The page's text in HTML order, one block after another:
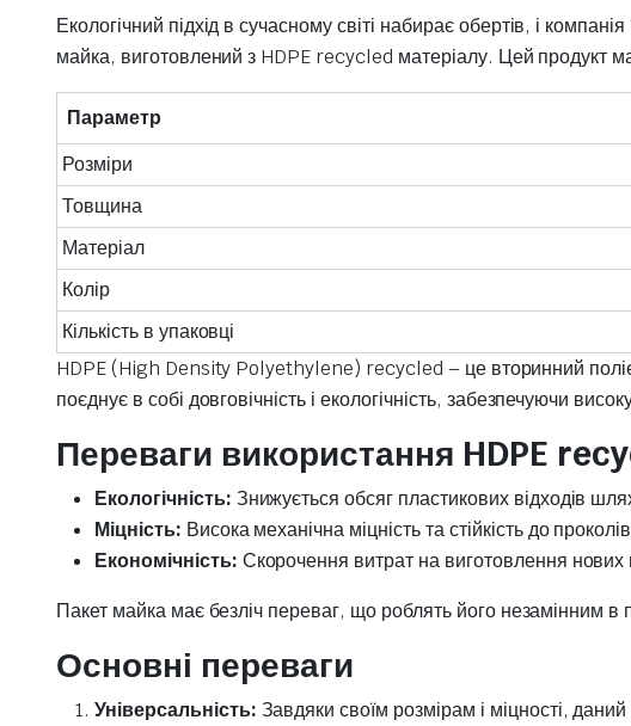
Екологічний підхід в сучасному світі набирає обертів, і
майка, виготовлений з HDPE recycled матеріалу. Цей продукт
Параметр
Розміри
Товщина
Матеріал
Колір
Кількість в упаковці
HDPE (High Density Polyethylene) recycled – це вторинний
поєднує в собі довговічність і екологічність, забезпечуючи
Переваги використання HDPE
Екологічність: Знижується обсяг пластикових відходів
Міцність: Висока механічна міцність та стійкість до
Економічність: Скорочення витрат на виготовлення нових
Пакет майка має безліч переваг, що роблять його незамінним в
Основні переваги
Універсальність: Завдяки своїм розмірам і міцності,